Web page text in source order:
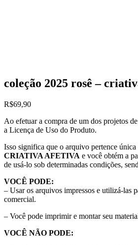
coleção 2025 rosê –
R$69,90
Ao efetuar a compra de um dos projetos
a Licença de Uso do Produto.
Isso significa que o arquivo pertence única
CRIATIVA AFETIVA e você obtém a
de usá-lo sob determinadas condições,
VOCÊ PODE:
– Usar os arquivos impressos e utilizá-las
comercial.
– Você pode imprimir e montar seu
VOCÊ NÃO PODE: